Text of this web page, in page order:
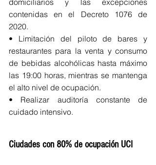
domiciliarios y las excepciones
contenidas en el Decreto 1076 de
2020.
• Limitación del piloto de bares y
restaurantes para la venta y consumo
de bebidas alcohólicas hasta máximo
las 19:00 horas, mientras se mantenga
el alto nivel de ocupación.
• Realizar auditoría constante de
cuidado intensivo.
Ciudades con 80% de ocupación UCI